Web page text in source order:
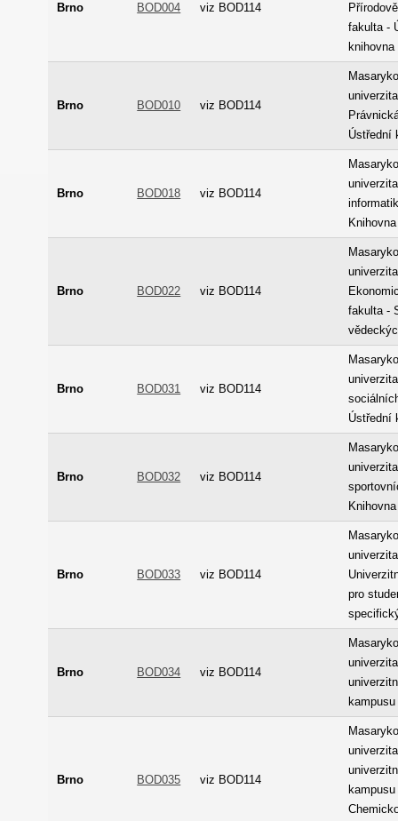
Brno BOD004 viz BOD114
fakulta -
knihovna
Brno BOD010 viz BOD114
Ústřední
Brno BOD018 viz BOD114
Knihovna
Brno BOD022 viz BOD114
fakulta -
Brno BOD031 viz BOD114
Ústřední
Brno BOD032 viz BOD114
Knihovna
Brno BOD033 viz BOD114
pro
Brno BOD034 viz BOD114
kampusu
Brno BOD035 viz BOD114
kampusu